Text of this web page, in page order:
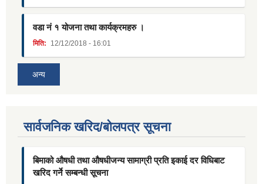
वडा नं १ योजना तथा कार्यक्रमहरु ।
मिति: 12/12/2018 - 16:01
अन्य
सार्वजनिक खरिद/बोलपत्र सूचना
बिमाको औषधी तथा औषधीजन्य सामाग्री प्रति इकाई दर विधिबाट
खरिद गर्ने सम्बन्धी सूचना